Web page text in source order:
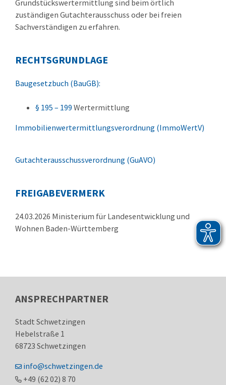
Grundstückswertermittlung sind beim örtlich
zuständigen Gutachterausschuss oder bei freien
Sachverständigen zu erfahren.
RECHTSGRUNDLAGE
Baugesetzbuch (BauGB):
§ 195 – 199 Wertermittlung
Immobilienwertermittlungsverordnung (ImmoWertV)
Gutachterausschussverordnung (GuAVO)
FREIGABEVERMERK
24.03.2026 Ministerium für Landesentwicklung und
Wohnen Baden-Württemberg
ANSPRECHPARTNER
Stadt Schwetzingen
Hebelstraße 1
68723 Schwetzingen
info@schwetzingen.de
+49 (6202) 8 70